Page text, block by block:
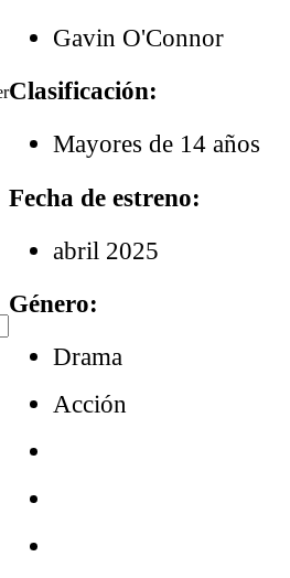
Gavin O'Connor
Clasificación:
Mayores de 14 años
Fecha de estreno:
abril 2025
Género:
Drama
Acción